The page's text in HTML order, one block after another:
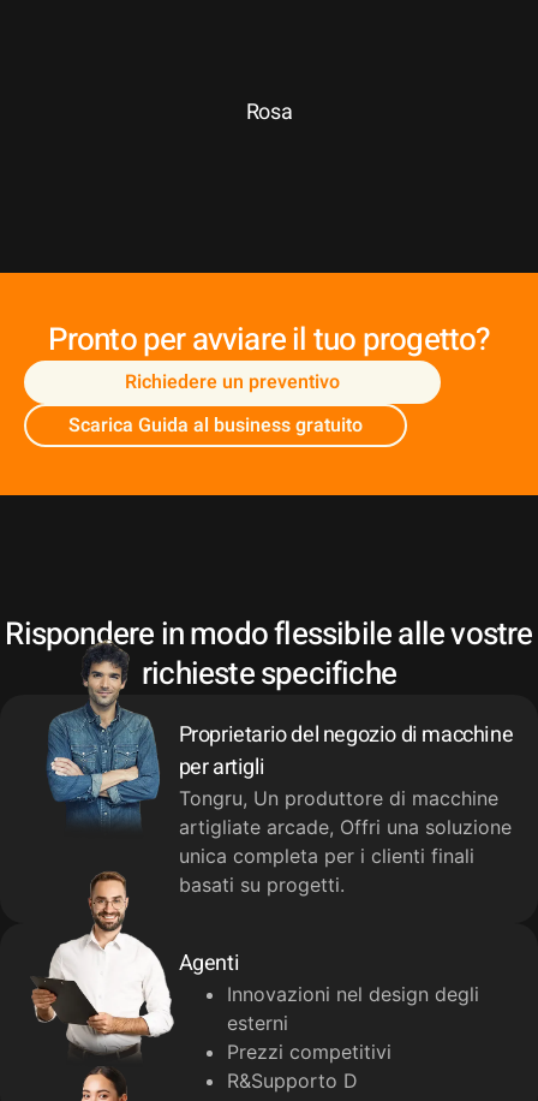
Rosa
Pronto per avviare il tuo progetto?
Richiedere un preventivo
Scarica Guida al business gratuito
Rispondere in modo flessibile alle vostre
richieste specifiche
Proprietario del negozio di macchine
per artigli
Tongru, Un produttore di macchine
artigliate arcade, Offri una soluzione
unica completa per i clienti finali
basati su progetti.
Agenti
Innovazioni nel design degli
esterni
Prezzi competitivi
R&Supporto D